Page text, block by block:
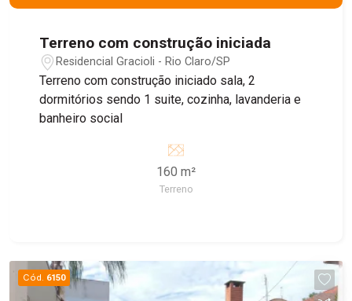
Terreno com construção iniciada
Residencial Gracioli - Rio Claro/SP
Terreno com construção iniciado sala, 2
dormitórios sendo 1 suite, cozinha, lavanderia e
banheiro social
160 m²
Terreno
Cód. 6150